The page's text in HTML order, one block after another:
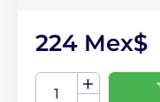
224 Mex$